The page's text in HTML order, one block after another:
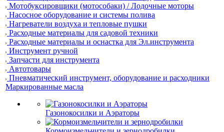
Мотобуксировщики (мотособаки) / Лодочные моторы
Насосное оборудование и системы полива
Нагреватели воздуха и тепловые пушки
Расходные материалы для садовой техники
Расходные материалы и оснастка для Эл.инструмента
Инструмент ручной
Запчасти для инструмента
Автотовары
Пневматический инструмент, оборудование и расходники
Маркированные масла
Газонокосилки и Аэраторы